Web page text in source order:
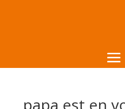
papa est en